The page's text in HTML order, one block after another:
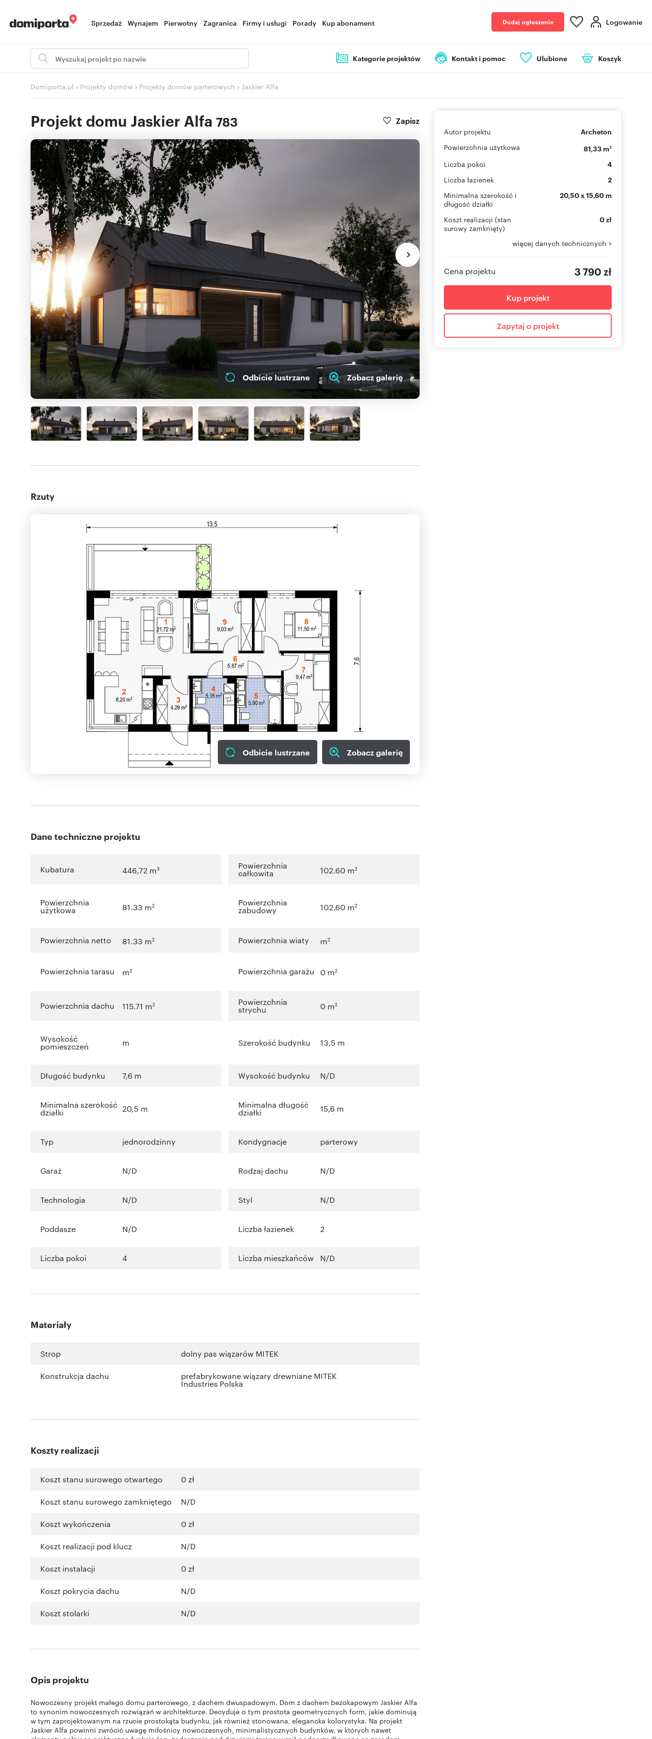
Sprzedaż Wynajem Pierwotny Zagranica Firmy i usługi Porady Kup abonament Dodaj ogłoszenie Logowanie
Kategorie projektów Kontakt i pomoc Ulubione Koszyk
Domiporta.pl › Projekty domów › Projekty domów parterowych › Jaskier Alfa
Projekt domu Jaskier Alfa 783 Zapisz
Odbicie lustrzane Zobacz galerię
Rzuty
Odbicie lustrzane Zobacz galerię
Dane techniczne projektu
Kubatura 446,72 m3 Powierzchnia
całkowita 102.60 m2
Powierzchnia
użytkowa 81.33 m2 Powierzchnia
zabudowy 102.60 m2
Powierzchnia netto 81.33 m2 Powierzchnia wiaty m2
Powierzchnia tarasu m2 Powierzchnia garażu 0 m2
Powierzchnia dachu 115.71 m2 Powierzchnia
strychu 0 m2
Wysokość
pomieszczeń m Szerokość budynku 13,5 m
Długość budynku 7,6 m Wysokość budynku N/D
Minimalna szerokość
działki 20,5 m Minimalna długość
działki 15,6 m
Typ jednorodzinny Kondygnacje parterowy
Garaż N/D Rodzaj dachu N/D
Technologia N/D Styl N/D
Poddasze N/D Liczba łazienek 2
Liczba pokoi 4 Liczba mieszkańców N/D
Materiały
Strop dolny pas wiązarów MITEK
Konstrukcja dachu prefabrykowane wiązary drewniane MITEK
Industries Polska
Koszty realizacji
Koszt stanu surowego otwartego 0 zł
Koszt stanu surowego zamkniętego N/D
Koszt wykończenia 0 zł
Koszt realizacji pod klucz N/D
Koszt instalacji 0 zł
Koszt pokrycia dachu N/D
Koszt stolarki N/D
Opis projektu
Nowoczesny projekt małego domu parterowego, z dachem dwuspadowym. Dom z dachem bezokapowym Jaskier Alfa
to synonim nowoczesnych rozwiązań w architekturze. Decyduje o tym prostota geometrycznych form, jakie dominują
w tym zaprojektowanym na rzucie prostokąta budynku, jak również stonowana, elegancka kolorystyka. Na projekt
Jaskier Alfa powinni zwrócić uwagę miłośnicy nowoczesnych, minimalistycznych budynków, w których nawet
Autor projektu Archeton
Powierzchnia użytkowa 81,33 m2
Liczba pokoi 4
Liczba łazienek 2
Minimalna szerokość i
długość działki
20,50 x 15,60 m
Koszt realizacji (stan
surowy zamknięty)
0 zł
więcej danych technicznych >
Cena projektu 3 790 zł
Kup projekt
Zapytaj o projekt